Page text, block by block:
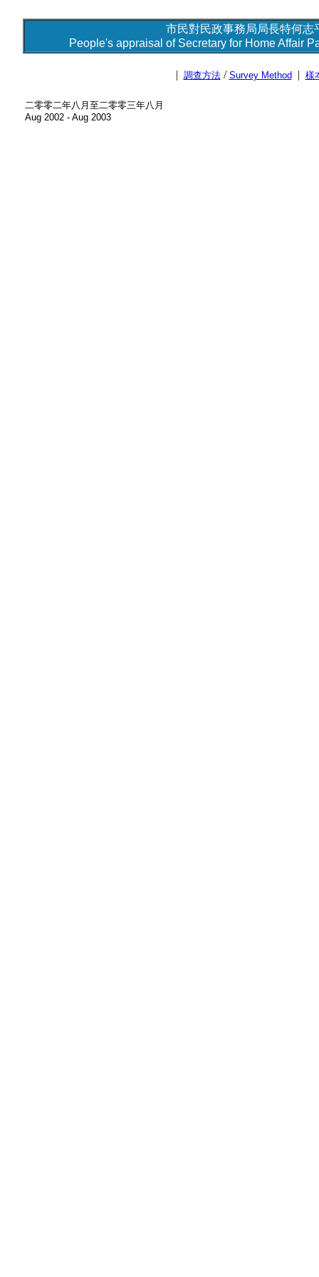
市民對民政事務局局長特何志
People's appraisal of Secretary for Home Affair
| 調查方法/ Survey Method| 樣
二零零二年八月至二零零三年八月
Aug 2002 - Aug 2003